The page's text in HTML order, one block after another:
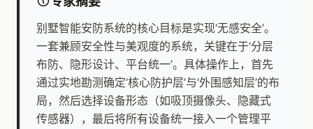
别墅智能安防系统的核心目标是实现‘无感安全’。
一套兼顾安全性与美观度的系统，关键在于‘分层
布防、隐形设计、平台统一’。具体操作上，首先
通过实地勘测确定‘核心防护层’与‘外围感知层’的布
局，然后选择设备形态（如吸顶摄像头、隐藏式
传感器），最后将所有设备统一接入一个管理平